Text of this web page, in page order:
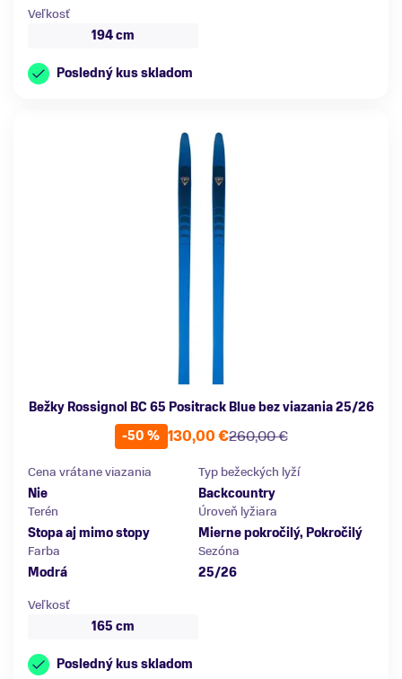
Veľkosť
194 cm
Posledný kus skladom
Bežky Rossignol BC 65 Positrack Blue bez viazania 25/26
-50 %
260,00 €
130,00 €
Cena vrátane viazania
Nie
Typ bežeckých lyží
Backcountry
Terén
Stopa aj mimo stopy
Úroveň lyžiara
Mierne pokročilý, Pokročilý
Farba
Modrá
Sezóna
25/26
Veľkosť
165 cm
Posledný kus skladom